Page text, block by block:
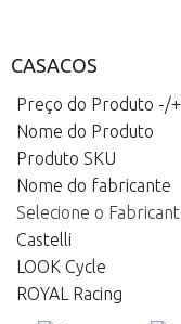
CASACOS
Preço do Produto -/+
Nome do Produto
Produto SKU
Nome do fabricante
Selecione o
Castelli
LOOK Cycle
ROYAL Racing